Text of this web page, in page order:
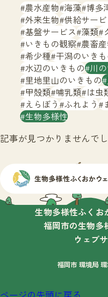
文字サイズ 小
生物多様性ふくおか
サイト
農水産物 海藻 博多
外来生物 供給サー
基盤サービス 藻類
いきもの観察 農畜
希少種 干潟のいき
水辺のいきもの 川
里地里山のいきもの
甲殻類 哺乳類 は虫
えらぼう ふれよう
生物多様性
記事が見つかりませんでし
生物多様性ふくお
福岡市の生物多
ウェブ
福岡市 環境局